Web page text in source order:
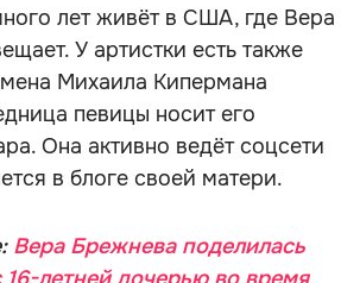
лет живёт в США, где Вера
У артистки есть также
Михаила Кипермана
певицы носит его
Она активно ведёт соцсети
в блоге своей матери.
Вера Брежнева поделилась